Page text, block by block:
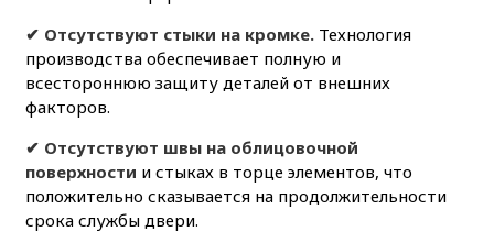
✔ Отсутствуют стыки на кромке.Технология
производства обеспечивает полную и
всестороннюю защиту деталей от внешних
факторов.
✔ Отсутствуют швы на облицовочной
поверхности и стыках в торце элементов, что
положительно сказывается на продолжительности
срока службы двери.